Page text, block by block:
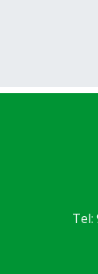
Tel: